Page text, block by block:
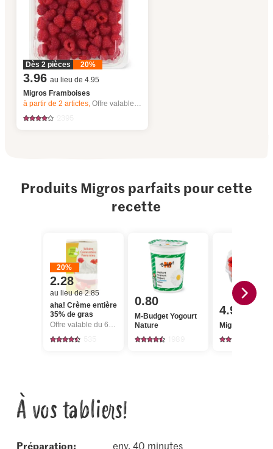
Dès 2 pièces 20%
3.96 au lieu de 4.95
Migros Framboises
à partir de 2articles,Offre valable du 6.8 au 12.8.2026, jusqu’à épuisement du stock.
Produits Migros parfaits pour cette
recette
20%
2.28
au lieu de 2.85
aha! Crème entière
35% de gras
Offre valable du 6.8 au 12.8.2026, jusqu’à épuisement du stock.
0.80
M-Budget Yogourt
Nature
4.95
Migros Fraises
À vos tabliers!
Préparation: env. 40 minutes